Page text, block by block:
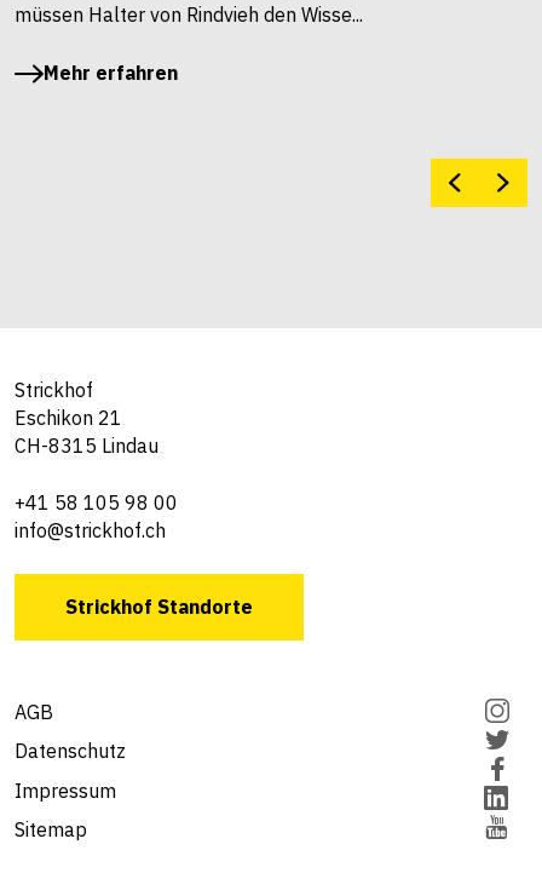
müssen Halter von Rindvieh den Wisse...
Mehr erfahren
Strickhof
Eschikon 21
CH-8315 Lindau
+41 58 105 98 00
info@strickhof.ch
Strickhof Standorte
AGB
Datenschutz
Impressum
Sitemap